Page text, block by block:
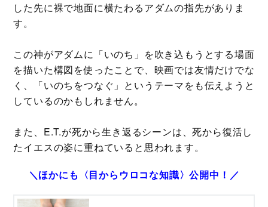
した先に裸で地面に横たわるアダムの指先がありま
す。
この神がアダムに「いのち」を吹き込もうとする場面
を描いた構図を使ったことで、映画では友情だけでな
く、「いのちをつなぐ」というテーマをも伝えようと
しているのかもしれません。
また、E.T.が死から生き返るシーンは、死から復活し
たイエスの姿に重ねていると思われます。
＼ほかにも〈目からウロコな知識〉公開中！／